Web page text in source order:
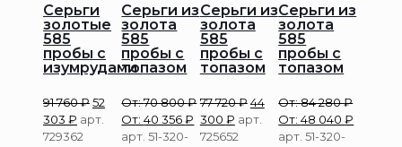
Серьги
золотые
585
пробы с
изумрудами
91 760₽52
303 ₽ арт.
729362
Серьги из
золота
585
пробы с
топазом
От:70 800₽
От:40 356₽
арт. 51-320-
Серьги из
золота
585
пробы с
топазом
77 720₽44
300 ₽ арт.
725652
Серьги из
золота
585
пробы с
топазом
От:84 280₽
От:48 040₽
арт. 51-320-